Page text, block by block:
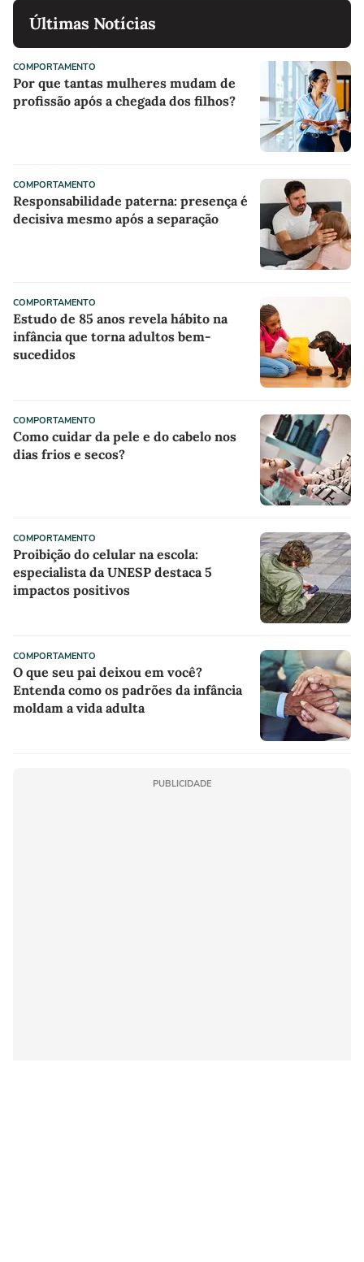
Últimas Notícias
COMPORTAMENTO
Por que tantas mulheres mudam de
profissão após a chegada dos filhos?
COMPORTAMENTO
Responsabilidade paterna: presença é
decisiva mesmo após a separação
COMPORTAMENTO
Estudo de 85 anos revela hábito na
infância que torna adultos bem-
sucedidos
COMPORTAMENTO
Como cuidar da pele e do cabelo nos
dias frios e secos?
COMPORTAMENTO
Proibição do celular na escola:
especialista da UNESP destaca 5
impactos positivos
COMPORTAMENTO
O que seu pai deixou em você?
Entenda como os padrões da infância
moldam a vida adulta
PUBLICIDADE